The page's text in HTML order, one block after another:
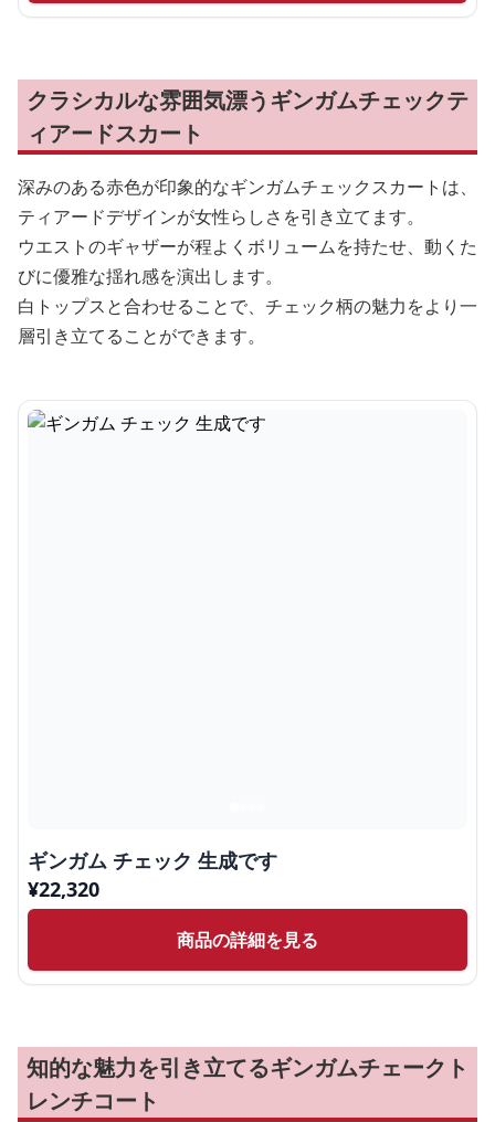
クラシカルな雰囲気漂うギンガムチェックテ
ィアードスカート
深みのある赤色が印象的なギンガムチェックスカートは、
ティアードデザインが女性らしさを引き立てます。
ウエストのギャザーが程よくボリュームを持たせ、動くた
びに優雅な揺れ感を演出します。
白トップスと合わせることで、チェック柄の魅力をより一
層引き立てることができます。
ギンガム チェック 生成です
¥22,320
商品の詳細を見る
知的な魅力を引き立てるギンガムチェークト
レンチコート